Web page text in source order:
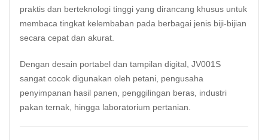
praktis dan berteknologi tinggi yang dirancang khusus untuk
membaca tingkat kelembaban pada berbagai jenis biji-bijian
secara cepat dan akurat.
Dengan desain portabel dan tampilan digital, JV001S
sangat cocok digunakan oleh petani, pengusaha
penyimpanan hasil panen, penggilingan beras, industri
pakan ternak, hingga laboratorium pertanian.